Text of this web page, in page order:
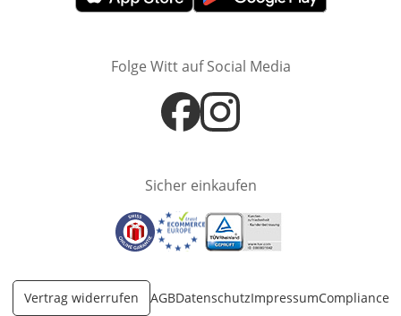
Öffnet in neuem FensterÖffnet in neuem Fenster
Folge Witt auf Social Media
Öffnet in neuem Fenster
Öffnet in neuem Fenster
Sicher einkaufen
Öffnet in neuem Fenster
Öffnet in neuem Fenster
Öffnet in neuem Fenster
Vertrag widerrufen AGBDatenschutzImpressumCompliance